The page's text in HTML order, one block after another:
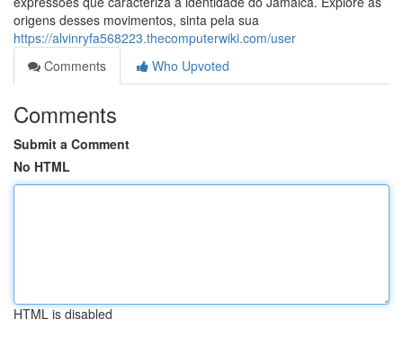
origens desses movimentos, sinta pela sua
https://alvinryfa568223.thecomputerwiki.com/user
Comments
Who Upvoted
Comments
Submit a Comment
No HTML
HTML is disabled